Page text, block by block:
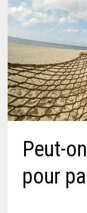
Peut-
pour